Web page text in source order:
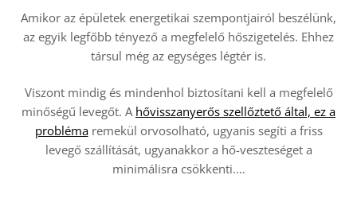
Amikor az épületek energetikai szempontjairól beszélünk,
az egyik legfőbb tényező a megfelelő hőszigetelés. Ehhez
társul még az egységes légtér is.
Viszont mindig és mindenhol biztosítani kell a megfelelő
minőségű levegőt. A hővisszanyerős szellőztető által, ez a
problémaremekül orvosolható, ugyanis segíti a friss
levegő szállítását, ugyanakkor a hő-veszteséget a
minimálisra csökkenti.…